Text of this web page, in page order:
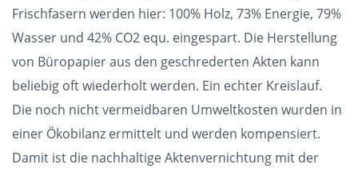
Frischfasern werden hier: 100% Holz, 73% Energie, 79%
Wasser und 42% CO2 equ. eingespart. Die Herstellung
von Büropapier aus den geschrederten Akten kann
beliebig oft wiederholt werden. Ein echter Kreislauf.
Die noch nicht vermeidbaren Umweltkosten wurden in
einer Ökobilanz ermittelt und werden kompensiert.
Damit ist die nachhaltige Aktenvernichtung mit der